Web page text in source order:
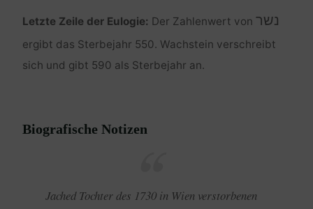
Letzte Zeile der Eulogie: Der Zahlenwert von נשר
ergibt das Sterbejahr 550. Wachstein verschreibt
sich und gibt 590 als Sterbejahr an.
Biografische Notizen
Jached Tochter des 1730 in Wien verstorbenen